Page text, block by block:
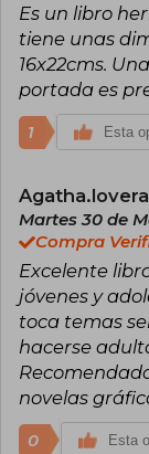
Es un libro
tiene unas
16x22cms.
portada es
1 Esta
Martes 30 de
Compra
Excelente
jóvenes y
toca temas
hacerse
novelas
0 Esta